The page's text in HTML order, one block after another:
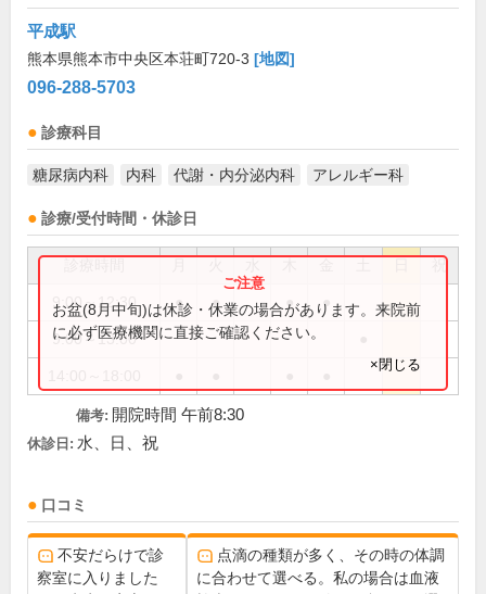
平成駅
熊本県熊本市中央区本荘町720-3 [地図]
096-288-5703
診療科目
糖尿病内科 内科 代謝・内分泌内科 アレルギー科
診療/受付時間・休診日
祝
9:00～12:30 ● ● ● ●
9:00～13:00
お盆(8月中旬)は休診・休業の場合があります。来院前
に必ず医療機関に直接ご確認ください。
×閉じる
備考: 開院時間 午前8:30
休診日: 水、日、祝
口コミ
不安だらけで診
察室に入りました
点滴の種類が多く、その時の体調
に合わせて選べる。私の場合は血液